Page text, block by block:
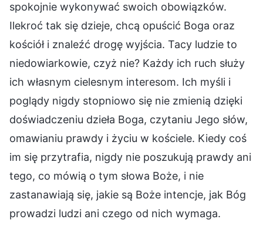
spokojnie wykonywać swoich obowiązków.
Ilekroć tak się dzieje, chcą opuścić Boga oraz
kościół i znaleźć drogę wyjścia. Tacy ludzie to
niedowiarkowie, czyż nie? Każdy ich ruch służy
ich własnym cielesnym interesom. Ich myśli i
poglądy nigdy stopniowo się nie zmienią dzięki
doświadczeniu dzieła Boga, czytaniu Jego słów,
omawianiu prawdy i życiu w kościele. Kiedy coś
im się przytrafia, nigdy nie poszukują prawdy ani
tego, co mówią o tym słowa Boże, i nie
zastanawiają się, jakie są Boże intencje, jak Bóg
prowadzi ludzi ani czego od nich wymaga.